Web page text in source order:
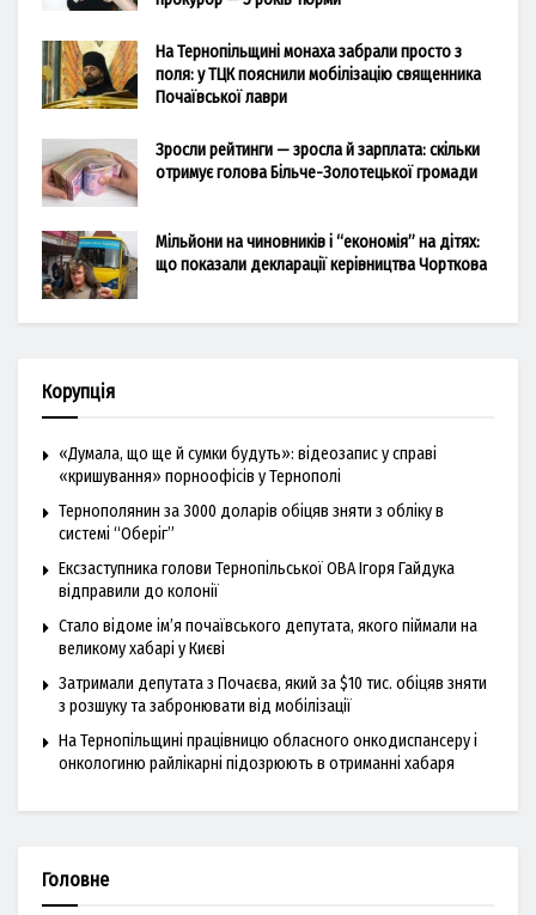
На Тернопільщині монаха забрали просто з
поля: у ТЦК пояснили мобілізацію священника
Почаївської лаври
Зросли рейтинги — зросла й зарплата: скільки
отримує голова Більче-Золотецької громади
Мільйони на чиновників і “економія” на дітях:
що показали декларації керівництва Чорткова
Корупція
«Думала, що ще й сумки будуть»: відеозапис у справі
«кришування» порноофісів у Тернополі
Тернополянин за 3000 доларів обіцяв зняти з обліку в
системі “Оберіг”
Ексзаступника голови Тернопільської ОВА Ігоря Гайдука
відправили до колонії
Стало відоме ім’я почаївського депутата, якого піймали на
великому хабарі у Києві
Затримали депутата з Почаєва, який за $10 тис. обіцяв зняти
з розшуку та забронювати від мобілізації
На Тернопільщині працівницю обласного онкодиспансеру і
онкологиню райлікарні підозрюють в отриманні хабаря
Головне